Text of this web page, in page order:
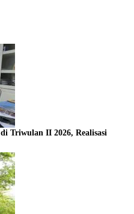
Triwulan II 2026, Realisasi